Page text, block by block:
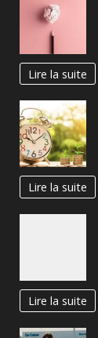
Lire la suite
Lire la suite
Lire la suite